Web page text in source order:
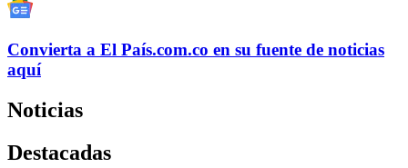
Convierta a El País.com.co en su fuente de noticias
aquí
Noticias
Destacadas